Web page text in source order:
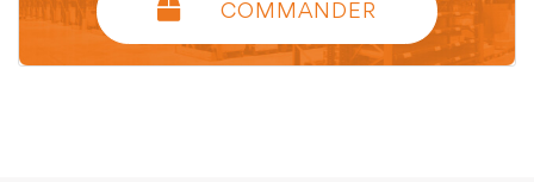
COMMANDER